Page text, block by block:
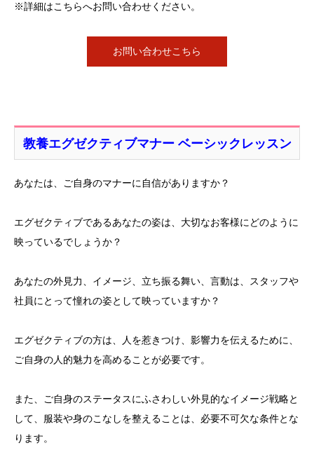
※詳細はこちらへお問い合わせください。
お問い合わせこちら
教養エグゼクティブマナー ベーシックレッスン
あなたは、ご自身のマナーに自信がありますか？
エグゼクティブであるあなたの姿は、大切なお客様にどのように
映っているでしょうか？
あなたの外見力、イメージ、立ち振る舞い、言動は、スタッフや
社員にとって憧れの姿として映っていますか？
エグゼクティブの方は、人を惹きつけ、影響力を伝えるために、
ご自身の人的魅力を高めることが必要です。
また、ご自身のステータスにふさわしい外見的なイメージ戦略と
して、服装や身のこなしを整えることは、必要不可欠な条件とな
ります。